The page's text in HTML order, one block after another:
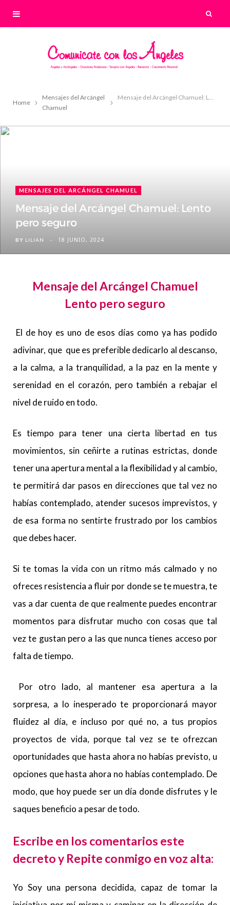
Home
Mensajes del Arcángel
Chamuel
Mensaje del Arcángel Chamuel: Lento pero seguro
MENSAJES DEL ARCÁNGEL CHAMUEL
Mensaje del Arcángel Chamuel: Lento
pero seguro
BY LILIAN 18 JUNIO, 2024
Mensaje del Arcángel Chamuel
Lento pero seguro
El de hoy es uno de esos días como ya has podido
adivinar, que que es preferible dedicarlo al descanso,
a la calma, a la tranquilidad, a la paz en la mente y
serenidad en el corazón, pero también a rebajar el
nivel de ruido en todo.
Es tiempo para tener una cierta libertad en tus
movimientos, sin ceñirte a rutinas estrictas, donde
tener una apertura mental a la flexibilidad y al cambio,
te permitirá dar pasos en direcciones que tal vez no
habías contemplado, atender sucesos imprevistos, y
de esa forma no sentirte frustrado por los cambios
que debes hacer.
Si te tomas la vida con un ritmo más calmado y no
ofreces resistencia a fluir por donde se te muestra, te
vas a dar cuenta de que realmente puedes encontrar
momentos para disfrutar mucho con cosas que tal
vez te gustan pero a las que nunca tienes acceso por
falta de tiempo.
Por otro lado, al mantener esa apertura a la
sorpresa, a lo inesperado te proporcionará mayor
fluidez al día, e incluso por qué no, a tus propios
proyectos de vida, porque tal vez se te ofrezcan
oportunidades que hasta ahora no habías previsto, u
opciones que hasta ahora no habías contemplado. De
modo, que hoy puede ser un día donde disfrutes y le
saques beneficio a pesar de todo.
Escribe en los comentarios este
decreto y Repite conmigo en voz alta:
Yo Soy una persona decidida, capaz de tomar la